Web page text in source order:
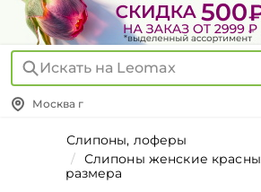
Искать на Leomax
Москва г
Слипоны, лоферы
Слипоны женские
размера